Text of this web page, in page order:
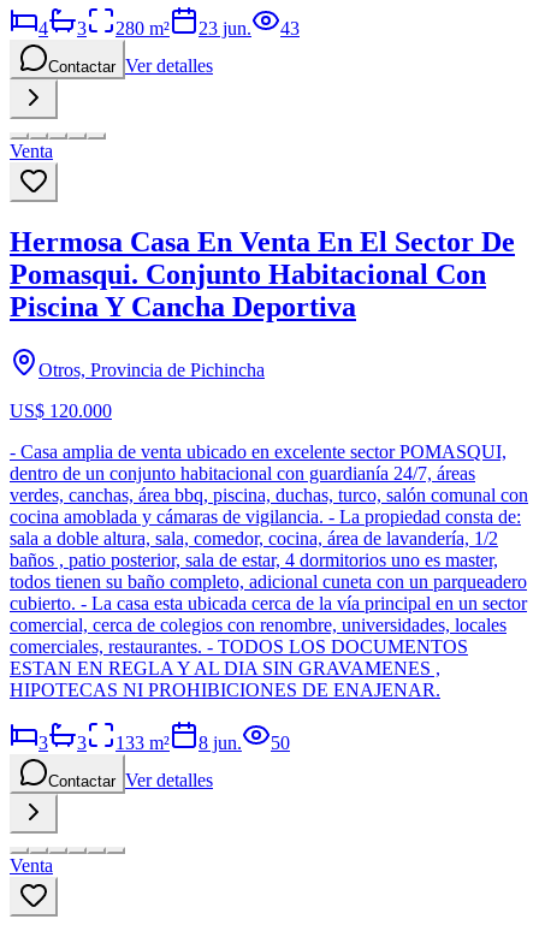
4 3 280 m² 23 jun. 43
Contactar Ver detalles
Venta
Hermosa Casa En Venta En El Sector De
Pomasqui. Conjunto Habitacional Con
Piscina Y Cancha Deportiva
Otros, Provincia de Pichincha
US$ 120.000
- Casa amplia de venta ubicado en excelente sector POMASQUI,
dentro de un conjunto habitacional con guardianía 24/7, áreas
verdes, canchas, área bbq, piscina, duchas, turco, salón comunal con
cocina amoblada y cámaras de vigilancia. - La propiedad consta de:
sala a doble altura, sala, comedor, cocina, área de lavandería, 1/2
baños , patio posterior, sala de estar, 4 dormitorios uno es master,
todos tienen su baño completo, adicional cuneta con un parqueadero
cubierto. - La casa esta ubicada cerca de la vía principal en un sector
comercial, cerca de colegios con renombre, universidades, locales
comerciales, restaurantes. - TODOS LOS DOCUMENTOS
ESTAN EN REGLA Y AL DIA SIN GRAVAMENES ,
HIPOTECAS NI PROHIBICIONES DE ENAJENAR.
3 3 133 m² 8 jun. 50
Contactar Ver detalles
Venta